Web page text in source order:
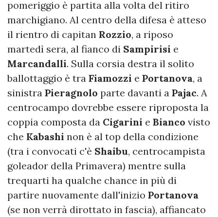
pomeriggio è partita alla volta del ritiro
marchigiano. Al centro della difesa è atteso
il rientro di capitan Rozzio, a riposo
martedì sera, al fianco di Sampirisi e
Marcandalli. Sulla corsia destra il solito
ballottaggio è tra Fiamozzi e Portanova, a
sinistra Pieragnolo parte davanti a Pajac. A
centrocampo dovrebbe essere riproposta la
coppia composta da Cigarini e Bianco visto
che Kabashi non è al top della condizione
(tra i convocati c'è Shaibu, centrocampista
goleador della Primavera) mentre sulla
trequarti ha qualche chance in più di
partire nuovamente dall'inizio Portanova
(se non verrà dirottato in fascia), affiancato